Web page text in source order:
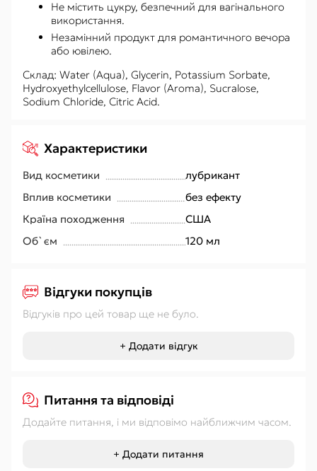
Не містить цукру, безпечний для вагінального
використання.
Незамінний продукт для романтичного вечора
або ювілею.
Склад: Water (Aqua), Glycerin, Potassium Sorbate,
Hydroxyethylcellulose, Flavor (Aroma), Sucralose,
Sodium Chloride, Citric Acid.
Характеристики
Вид косметики
лубрикант
Вплив косметики
без ефекту
Країна походження
США
Об`єм
120 мл
Відгуки покупців
Відгуків про цей товар ще не було.
+ Додати відгук
Питання та відповіді
Додайте питання, і ми відповімо найближчим часом.
+ Додати питання